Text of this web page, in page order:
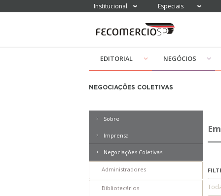
Institucional Especiais
EDITORIAL NEGÓCIOS
NEGOCIAÇÕES COLETIVAS
Sobre
Imprensa
Filtrar Releases por índices:
ICC
ICF
Negociações Coletivas
Administradores
Bibliotecários